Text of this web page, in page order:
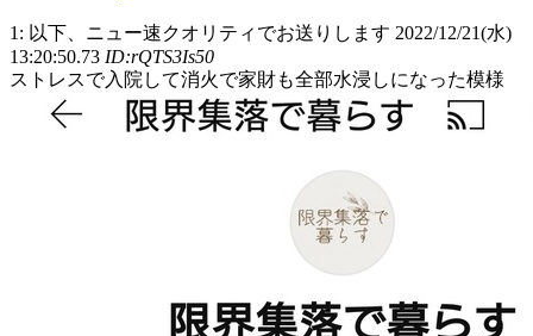
1: 以下、ニュー速クオリティでお送りします 2022/12/21(水)
13:20:50.73 ID:rQTS3Is50
ストレスで入院して消火で家財も全部水浸しになった模様